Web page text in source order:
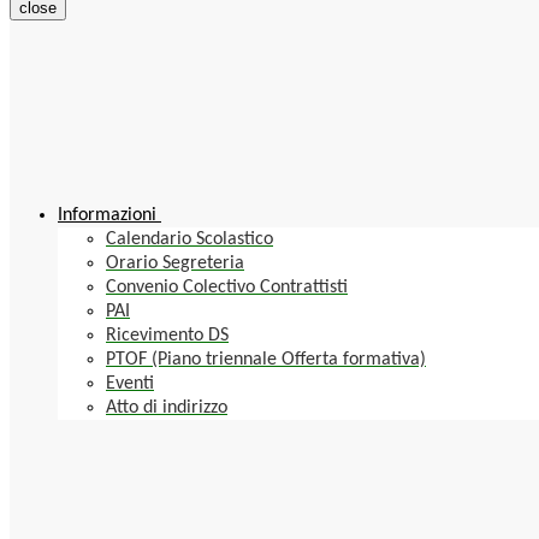
close
Informazioni
Calendario Scolastico
Orario Segreteria
Convenio Colectivo Contrattisti
PAI
Ricevimento DS
PTOF (Piano triennale Offerta formativa)
Eventi
Atto di indirizzo